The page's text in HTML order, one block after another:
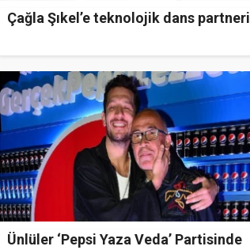
Çağla Şıkel’e teknolojik dans partneri
Ünlüler ‘Pepsi Yaza Veda’ Partisinde